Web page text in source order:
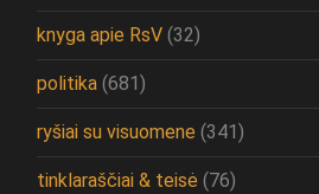
knyga apie RsV (32)
politika (681)
ryšiai su visuomene (341)
tinklaraščiai & teisė (76)